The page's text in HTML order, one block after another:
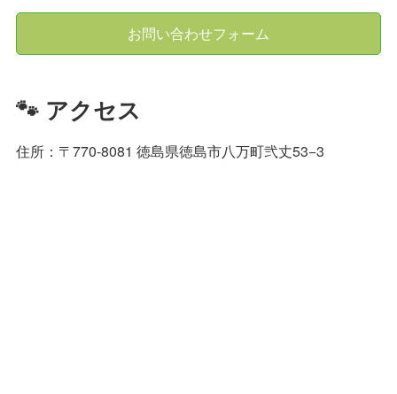
お問い合わせフォーム
🐾 アクセス
住所：〒770-8081 徳島県徳島市八万町弐丈53−3